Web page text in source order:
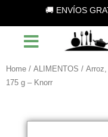
contenuto
🚚 ENVÍOS
Home / ALIMENTOS /
175 g – Knorr